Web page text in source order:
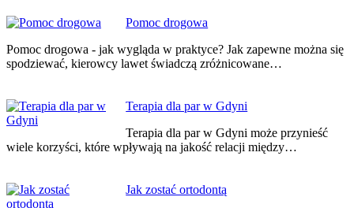
Pomoc drogowa
Pomoc drogowa - jak wygląda w praktyce? Jak zapewne można się
spodziewać, kierowcy lawet świadczą zróżnicowane…
Terapia dla par w Gdyni
Terapia dla par w Gdyni może przynieść
wiele korzyści, które wpływają na jakość relacji między…
Jak zostać ortodontą